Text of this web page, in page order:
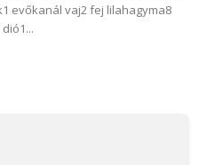
evőkanál vaj2 fej lilahagyma8